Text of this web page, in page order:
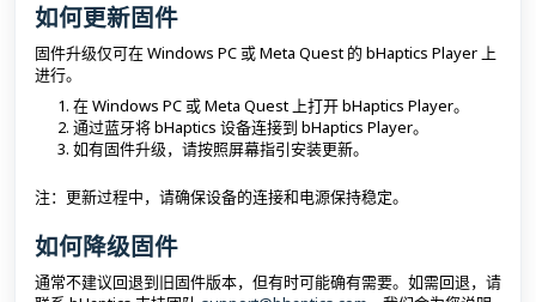
如何更新固件
固件升级仅可在 Windows PC 或 Meta Quest 的 bHaptics Player 上
进行。
在 Windows PC 或 Meta Quest 上打开 bHaptics Player。
通过蓝牙将 bHaptics 设备连接到 bHaptics Player。
如有固件升级，请按照屏幕指引安装更新。
注：更新过程中，请确保设备的连接和电源保持稳定。
如何降级固件
通常不建议回退到旧固件版本，但有时可能确有需要。如需回退，请